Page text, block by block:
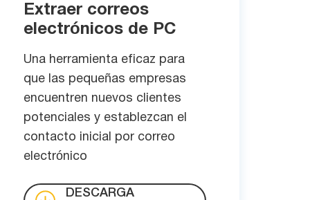
Extraer correos
electrónicos de PC
Una herramienta eficaz para
que las pequeñas empresas
encuentren nuevos clientes
potenciales y establezcan el
contacto inicial por correo
electrónico
DESCARGA